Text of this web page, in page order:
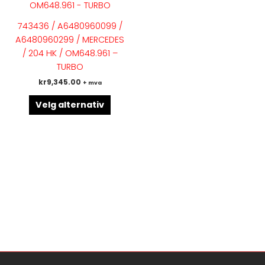
743436 / A6480960099 /
A6480960299 / MERCEDES
/ 204 HK / OM648.961 –
TURBO
kr9,345.00 + mva
Velg alternativ
varianter.
Alternativene
kan